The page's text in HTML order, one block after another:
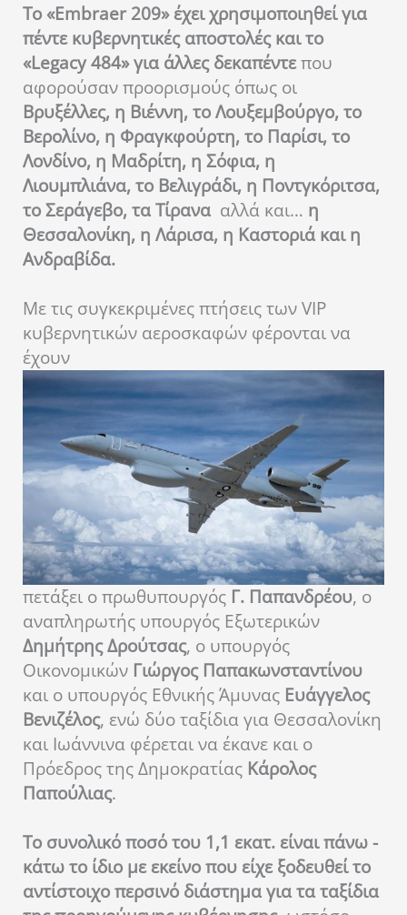
Το «Embraer 209» έχει χρησιμοποιηθεί για
πέντε κυβερνητικές αποστολές και το
«Legacy 484» για άλλες δεκαπέντεπου
αφορούσαν προορισμούς όπως οι
Βρυξέλλες, η Βιέννη, το Λουξεμβούργο, το
Βερολίνο, η Φραγκφούρτη, το Παρίσι, το
Λονδίνο, η Μαδρίτη, η Σόφια, η
Λιουμπλιάνα, το Βελιγράδι, η Ποντγκόριτσα,
το Σεράγεβο, τα Τίρανα αλλά και… η
Θεσσαλονίκη, η Λάρισα, η Καστοριά και η
Ανδραβίδα.
Με τις συγκεκριμένες πτήσεις των VIP
κυβερνητικών αεροσκαφών φέρονται να
έχουν
πετάξει ο πρωθυπουργός Γ. Παπανδρέου, ο
αναπληρωτής υπουργός Εξωτερικών
Δημήτρης Δρούτσας, ο υπουργός
Οικονομικών Γιώργος Παπακωνσταντίνου
και ο υπουργός Εθνικής Άμυνας Ευάγγελος
Βενιζέλος, ενώ δύο ταξίδια για Θεσσαλονίκη
και Ιωάννινα φέρεται να έκανε και ο
Πρόεδρος της Δημοκρατίας Κάρολος
Παπούλιας.
Το συνολικό ποσό του 1,1 εκατ. είναι πάνω -
κάτω το ίδιο με εκείνο που είχε ξοδευθεί το
αντίστοιχο περσινό διάστημα για τα ταξίδια